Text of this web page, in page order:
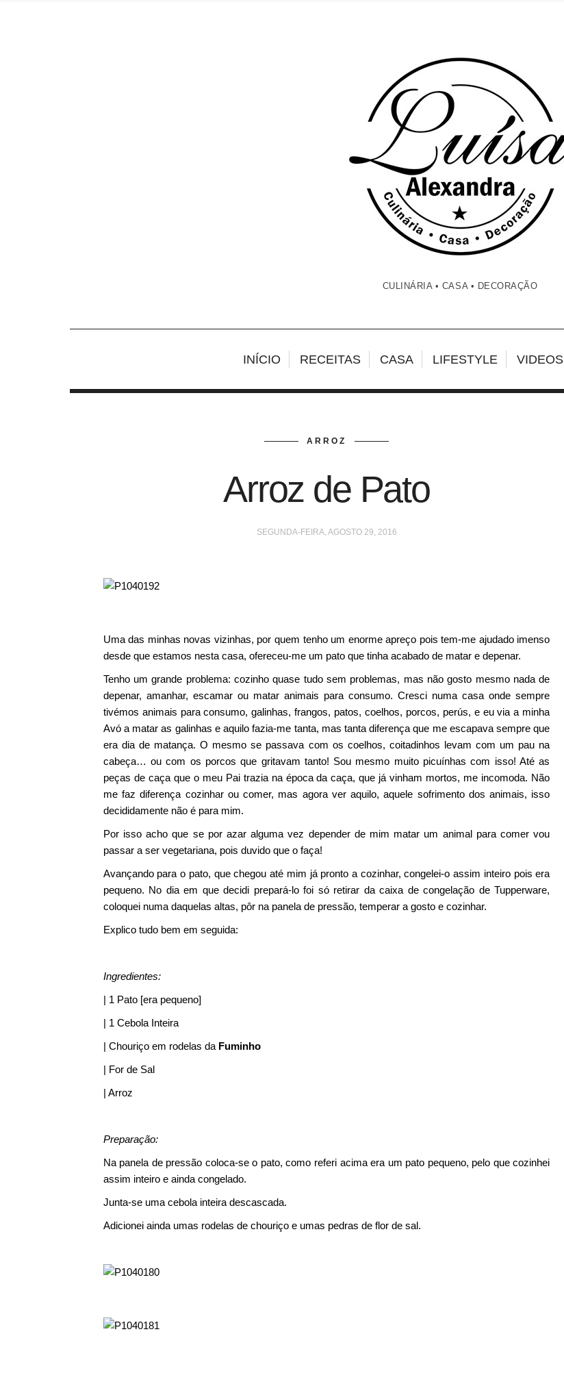
CULINÁRIA • CASA • DECORAÇÃO
INÍCIO RECEITAS CASA LIFESTYLE VIDEOS
ARROZ
Arroz de Pato
SEGUNDA-FEIRA, AGOSTO 29, 2016
Uma das minhas novas vizinhas, por quem tenho um enorme apreço pois tem-me ajudado imenso
desde que estamos nesta casa, ofereceu-me um pato que tinha acabado de matar e depenar.
Tenho um grande problema: cozinho quase tudo sem problemas, mas não gosto mesmo nada de
depenar, amanhar, escamar ou matar animais para consumo. Cresci numa casa onde sempre
tivémos animais para consumo, galinhas, frangos, patos, coelhos, porcos, perús, e eu via a minha
Avó a matar as galinhas e aquilo fazia-me tanta, mas tanta diferença que me escapava sempre que
era dia de matança. O mesmo se passava com os coelhos, coitadinhos levam com um pau na
cabeça… ou com os porcos que gritavam tanto! Sou mesmo muito picuínhas com isso! Até as
peças de caça que o meu Pai trazia na época da caça, que já vinham mortos, me incomoda. Não
me faz diferença cozinhar ou comer, mas agora ver aquilo, aquele sofrimento dos animais, isso
decididamente não é para mim.
Por isso acho que se por azar alguma vez depender de mim matar um animal para comer vou
passar a ser vegetariana, pois duvido que o faça!
Avançando para o pato, que chegou até mim já pronto a cozinhar, congelei-o assim inteiro pois era
pequeno. No dia em que decidi prepará-lo foi só retirar da caixa de congelação de Tupperware,
coloquei numa daquelas altas, pôr na panela de pressão, temperar a gosto e cozinhar.
Explico tudo bem em seguida:
Ingredientes:
| 1 Pato [era pequeno]
| 1 Cebola Inteira
| Chouriço em rodelas da Fuminho
| For de Sal
| Arroz
Preparação:
Na panela de pressão coloca-se o pato, como referi acima era um pato pequeno, pelo que cozinhei
assim inteiro e ainda congelado.
Junta-se uma cebola inteira descascada.
Adicionei ainda umas rodelas de chouriço e umas pedras de flor de sal.